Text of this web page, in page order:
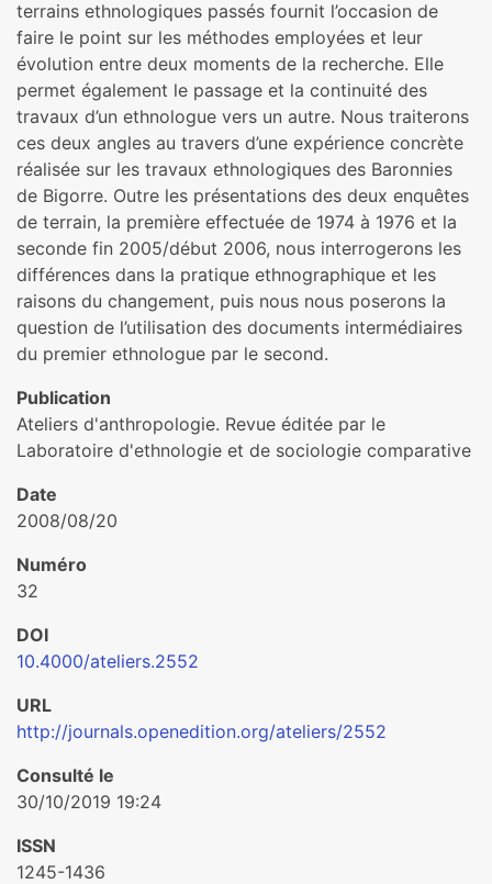
terrains ethnologiques passés fournit l’occasion de
faire le point sur les méthodes employées et leur
évolution entre deux moments de la recherche. Elle
permet également le passage et la continuité des
travaux d’un ethnologue vers un autre. Nous traiterons
ces deux angles au travers d’une expérience concrète
réalisée sur les travaux ethnologiques des Baronnies
de Bigorre. Outre les présentations des deux enquêtes
de terrain, la première effectuée de 1974 à 1976 et la
seconde fin 2005/début 2006, nous interrogerons les
différences dans la pratique ethnographique et les
raisons du changement, puis nous nous poserons la
question de l’utilisation des documents intermédiaires
du premier ethnologue par le second.
Publication
Ateliers d'anthropologie. Revue éditée par le
Laboratoire d'ethnologie et de sociologie comparative
Date
2008/08/20
Numéro
32
DOI
10.4000/ateliers.2552
URL
http://journals.openedition.org/ateliers/2552
Consulté le
30/10/2019 19:24
ISSN
1245-1436